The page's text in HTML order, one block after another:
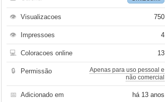
👁 Visualizacoes 750
👁 Impressoes 4
💻 Coloracoes online 13
🔒 Permissão
Apenas para uso pessoal e
não comercial
📅 Adicionado em há 13 anos